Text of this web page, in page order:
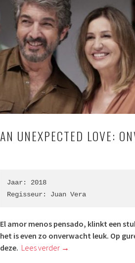
AN UNEXPECTED LOVE:
Jaar: 2018
Regisseur: Juan Vera
El amor menos pensado, klinkt een
het is even zo onverwacht leuk. Op
deze. Lees verder →